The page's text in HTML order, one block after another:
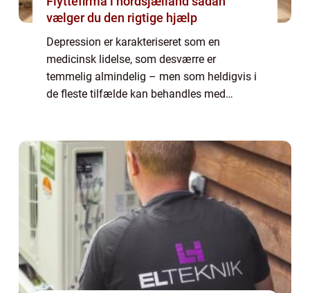
vælger du den rigtige hjælp
Depression er karakteriseret som en
medicinsk lidelse, som desværre er
temmelig almindelig – men som heldigvis i
de fleste tilfælde kan behandles med